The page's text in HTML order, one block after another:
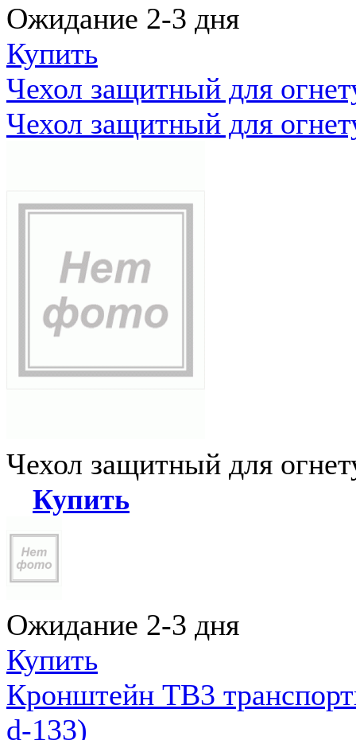
Ожидание 2-3 дня
Купить
Чехол защитный для
Чехол защитный для
Чехол защитный для
Купить
Ожидание 2-3 дня
Купить
Кронштейн ТВ3
d-133)